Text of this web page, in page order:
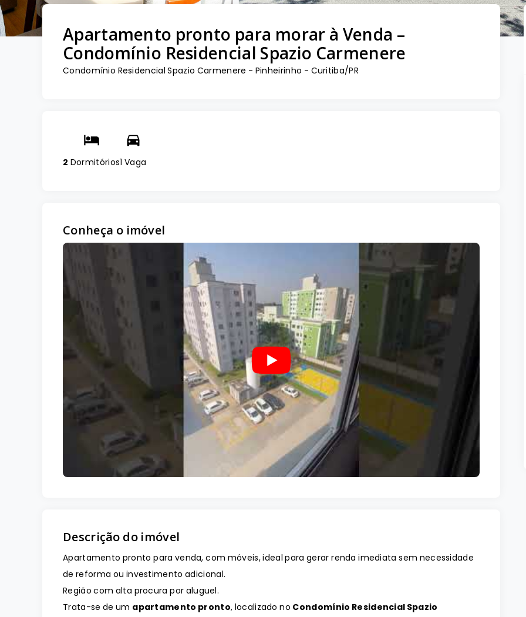
Apartamento pronto para morar à Venda –
Condomínio Residencial Spazio Carmenere
Condomínio Residencial Spazio Carmenere - Pinheirinho - Curitiba/PR
2 Dormitórios1 Vaga
Conheça o imóvel
Descrição do imóvel
Apartamento pronto para venda, com móveis, ideal para gerar renda imediata sem necessidade
de reforma ou investimento adicional.
Região com alta procura por aluguel.
Trata-se de um apartamento pronto, localizado no Condomínio Residencial Spazio